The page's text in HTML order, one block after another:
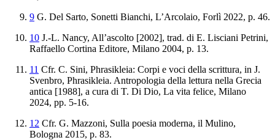
9 G. Del Sarto, Sonetti Bianchi, L’Arcolaio, Forlì 2022, p. 46.
10 J.-L. Nancy, All’ascolto [2002], trad. di E. Lisciani Petrini,
Raffaello Cortina Editore, Milano 2004, p. 13.
11 Cfr. C. Sini, Phrasikleia: Corpi e voci della scrittura, in J.
Svenbro, Phrasikleia. Antropologia della lettura nella Grecia
antica [1988], a cura di T. Di Dio, La vita felice, Milano
2024, pp. 5-16.
12 Cfr. G. Mazzoni, Sulla poesia moderna, il Mulino,
Bologna 2015, p. 83.